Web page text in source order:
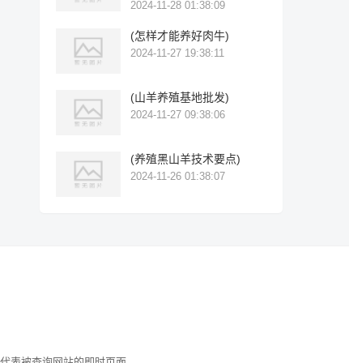
2024-11-28 01:38:09
(怎样才能养好肉牛)
2024-11-27 19:38:11
(山羊养殖基地批发)
2024-11-27 09:38:06
(养殖黑山羊技术要点)
2024-11-26 01:38:07